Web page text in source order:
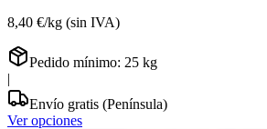
8,40 €/kg (sin IVA)
Pedido mínimo: 25 kg
|
Envío gratis (Península)
Ver opciones